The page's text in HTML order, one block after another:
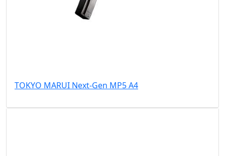
TOKYO MARUI Next-Gen MP5 A4